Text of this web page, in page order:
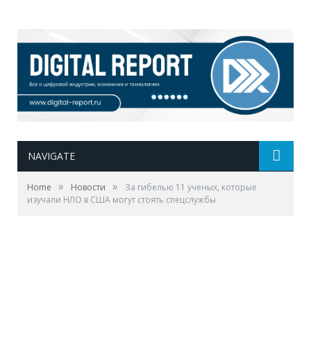
NAVIGATE
Home » Новости »
За гибелью 11 ученых, которые
изучали НЛО в США могут стоять спецслужбы